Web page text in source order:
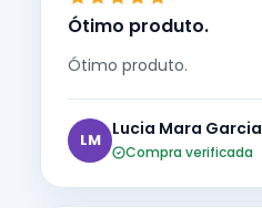
Ótimo produto.
Ótimo produto.
LM
Lucia Mara Garcia
Compra verificada